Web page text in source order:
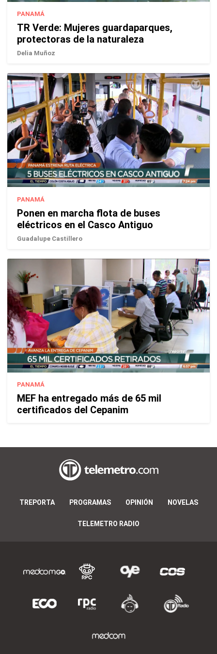
PANAMÁ
TR Verde: Mujeres guardaparques,
protectoras de la naturaleza
Delia Muñoz
PANAMÁ
Ponen en marcha flota de buses
eléctricos en el Casco Antiguo
Guadalupe Castillero
PANAMÁ
MEF ha entregado más de 65 mil
certificados del Cepanim
TREPORTA PROGRAMAS OPINIÓN NOVELAS
TELEMETRO RADIO